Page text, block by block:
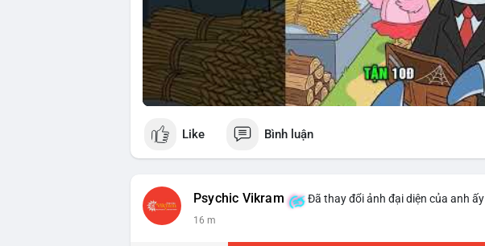
Like Bình luận
Psychic Vikram Đã thay đổi ảnh đại diện của anh ấy
16 m